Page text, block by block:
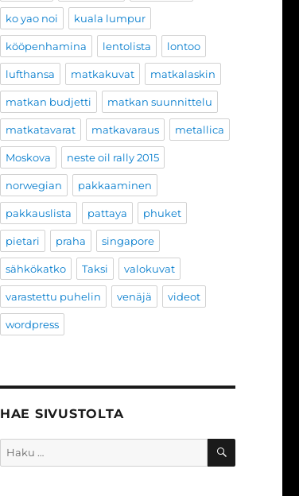
ko yao noi kuala lumpur
kööpenhamina lentolista lontoo
lufthansa matkakuvat matkalaskin
matkan budjetti matkan suunnittelu
matkatavarat matkavaraus metallica
Moskova neste oil rally 2015
norwegian pakkaaminen
pakkauslista pattaya phuket
pietari praha singapore
sähkökatko Taksi valokuvat
varastettu puhelin venäjä videot
wordpress
HAE SIVUSTOLTA
Etsi: HAKU